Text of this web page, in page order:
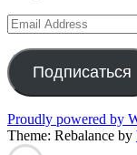
Email
Address
Подписаться
Proudly powered by
Theme: Rebalance by